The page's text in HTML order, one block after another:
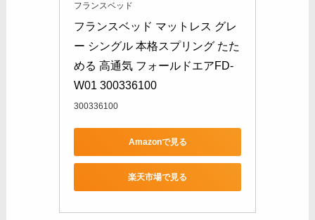
フランスベッド
フランスベッド マットレス グレ
ー シングル 本格スプリング たた
める 高通気 フォールドエアFD-
W01 300336100
300336100
Amazonで見る
楽天市場で見る